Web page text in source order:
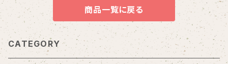
商品一覧に戻る
CATEGORY